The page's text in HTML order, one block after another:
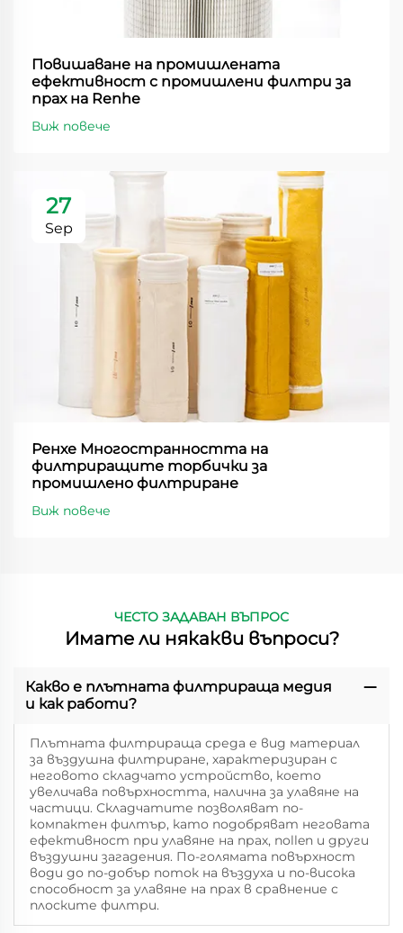
Повишаване на промишлената
ефективност с промишлени филтри за
прах на Renhe
Виж повече
27
Sep
Ренхе Многостранността на
филтриращите торбички за
промишлено филтриране
Виж повече
ЧЕСТО ЗАДАВАН ВЪПРОС
Имате ли някакви въпроси?
Какво е плътната филтрираща медия
и как работи?
Плътната филтрираща среда е вид материал
за въздушна филтриране, характеризиран с
неговото складчато устройство, което
увеличава повърхността, налична за улавяне на
частици. Складчатите позволяват по-
компактен филтър, като подобряват неговата
ефективност при улавяне на прах, пollen и други
въздушни загадения. По-голямата повърхност
води до по-добър поток на въздуха и по-висока
способност за улавяне на прах в сравнение с
плоските филтри.